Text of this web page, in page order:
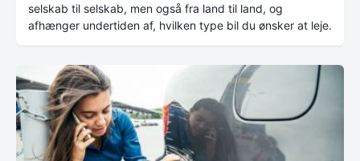
selskab til selskab, men også fra land til land, og
afhænger undertiden af, hvilken type bil du ønsker at leje.